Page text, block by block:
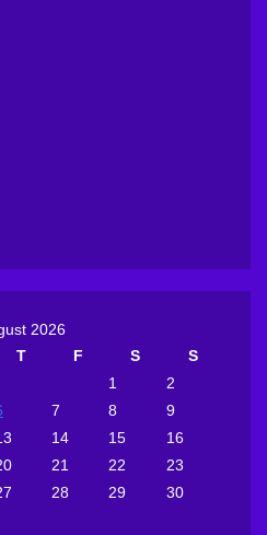
2026
T F S
S
1
2
7 8
9
14 15
16
21 22
23
28 29
30